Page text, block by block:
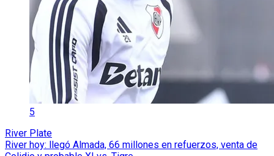
5
River Plate
River hoy: llegó Almada, 66 millones en refuerzos, venta de